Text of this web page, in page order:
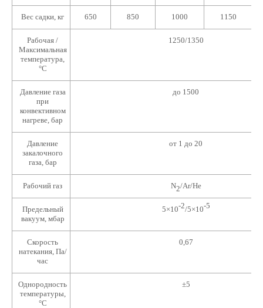
Вес садки, кг 650 850 1000 1150
Рабочая /
Максимальная
температура,
°C
1250/1350
Давление газа
при
конвективном
нагреве, бар
до 1500
Давление
закалочного
газа, бар
от 1 до 20
Рабочий газ N2/Ar/He
Предельный
вакуум, мбар
5×10-2/5×10-5
Скорость
натекания, Па/
час
0,67
Однородность
температуры,
°C
±5